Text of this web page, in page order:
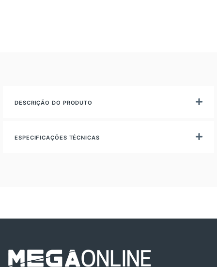
DESCRIÇÃO DO PRODUTO
ESPECIFICAÇÕES TÉCNICAS